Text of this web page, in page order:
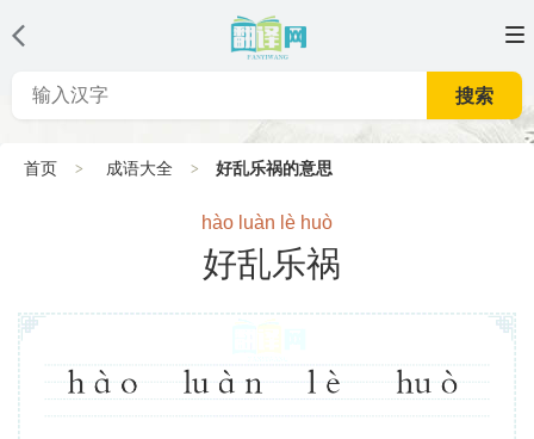
搜索
首页 成语大全 好乱乐祸的意思
hào luàn lè huò
好乱乐祸